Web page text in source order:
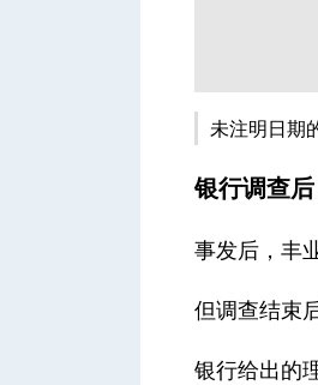
未注明日期
银行调查
事发后，丰
但调查结束
银行给出的